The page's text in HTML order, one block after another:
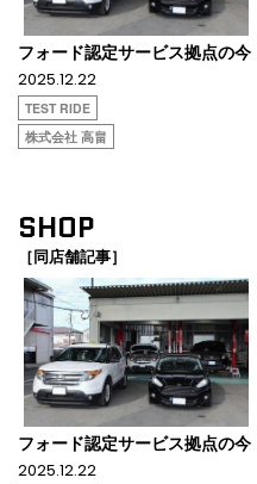
フォード認定サービス拠点の今
2025.12.22
TEST RIDE
株式会社 高畠
SHOP
［同店舗記事］
フォード認定サービス拠点の今
2025.12.22